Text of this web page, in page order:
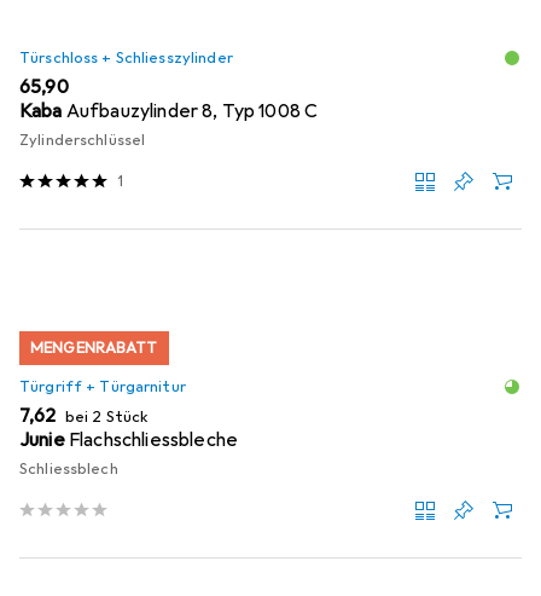
Türschloss + Schliesszylinder
EUR
65,90
Kaba Aufbauzylinder 8, Typ 1008 C
Zylinderschlüssel
1
MENGENRABATT
Türgriff + Türgarnitur
EUR
7,62 bei 2 Stück
Junie Flachschliessbleche
Schliessblech